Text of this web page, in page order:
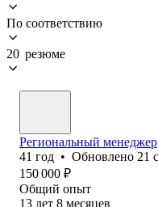
По соответствию
20 резюме
Региональный менеджер
41 год • Обновлено 21
150 000 ₽
Общий опыт
13 лет 8 месяцев